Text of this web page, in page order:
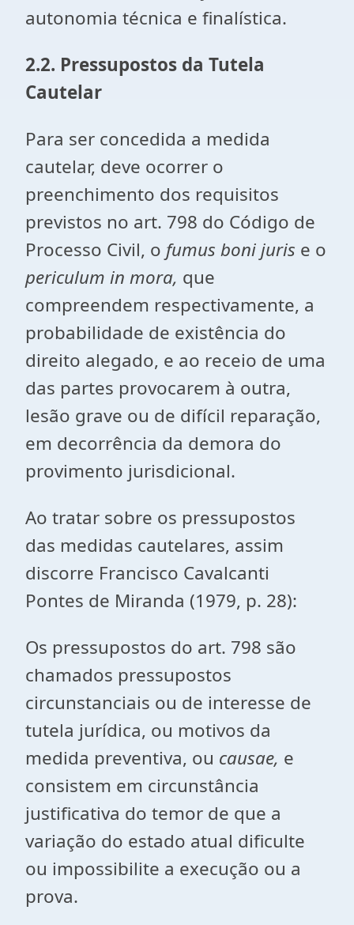
autonomia técnica e finalística.
2.2. Pressupostos da Tutela
Cautelar
Para ser concedida a medida
cautelar, deve ocorrer o
preenchimento dos requisitos
previstos no art. 798 do Código de
Processo Civil, o fumus boni juris e o
periculum in mora, que
compreendem respectivamente, a
probabilidade de existência do
direito alegado, e ao receio de uma
das partes provocarem à outra,
lesão grave ou de difícil reparação,
em decorrência da demora do
provimento jurisdicional.
Ao tratar sobre os pressupostos
das medidas cautelares, assim
discorre Francisco Cavalcanti
Pontes de Miranda (1979, p. 28):
Os pressupostos do art. 798 são
chamados pressupostos
circunstanciais ou de interesse de
tutela jurídica, ou motivos da
medida preventiva, ou causae, e
consistem em circunstância
justificativa do temor de que a
variação do estado atual dificulte
ou impossibilite a execução ou a
prova.